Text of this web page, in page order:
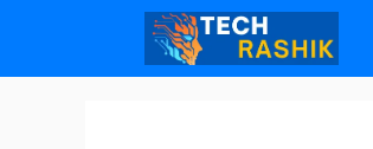
content
content